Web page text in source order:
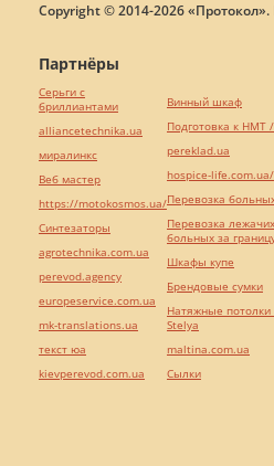
Copyright © 2014-2026
Партнёры
Серьги с
бриллиантами
alliancetechnika.ua
миралинкс
Веб мастер
https://motokosmos.ua/
Синтезаторы
agrotechnika.com.ua
perevod.agency
europeservice.com.ua
mk-translations.ua
текст юа
kievperevod.com.ua
Винный шкаф
Подготовка к НМТ
pereklad.ua
hospice-life.com.ua/
Перевозка
Перевозка лежачих
больных за
Шкафы купе
Брендовые сумки
Натяжные потолки
Stelya
maltina.com.ua
Cылки